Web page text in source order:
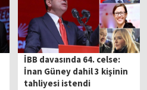
İBB davasında 64. celse:
İnan Güney dahil 3 kişinin
tahliyesi istendi